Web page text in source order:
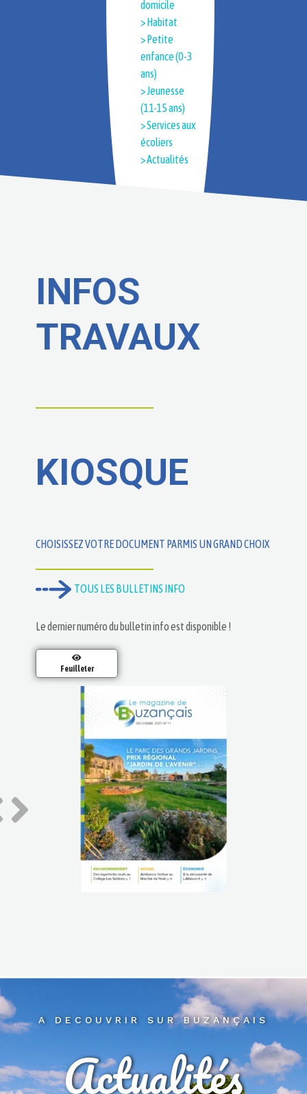
domicile
> Habitat
> Petite
enfance (0-3
ans)
> Jeunesse
(11-15 ans)
> Services aux
écoliers
> Actualités
INFOS
TRAVAUX
KIOSQUE
CHOISISSEZ VOTRE DOCUMENT PARMIS UN GRAND CHOIX
TOUS LES BULLETINS INFO
Le dernier numéro du bulletin info est disponible !
Feuilleter
A DECOUVRIR SUR BUZANÇAIS
Actualités